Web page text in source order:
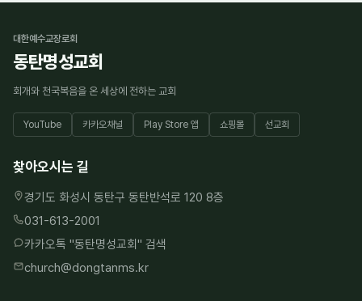
대한예수교장로회
동탄명성교회
회개와 천국복음을 온 세상에 전하는 교회
YouTube 카카오채널 Play Store 앱 쇼핑몰 선교회
찾아오시는 길
경기도 화성시 동탄구 동탄반석로 120 8층
031-613-2001
카카오톡 "동탄명성교회" 검색
church@dongtanms.kr